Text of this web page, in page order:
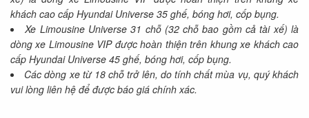
khách cao cấp Hyundai Universe 35 ghế, bóng hơi, cốp bụng.
Xe Limousine Universe 31 chỗ (32 chỗ bao gồm cả tài xế) là
dòng xe Limousine VIP được hoàn thiện trên khung xe khách cao
cấp Hyundai Universe 45 ghế, bóng hơi, cốp bụng.
Các dòng xe từ 18 chỗ trở lên, do tính chất mùa vụ, quý khách
vui lòng liên hệ để được báo giá chính xác.